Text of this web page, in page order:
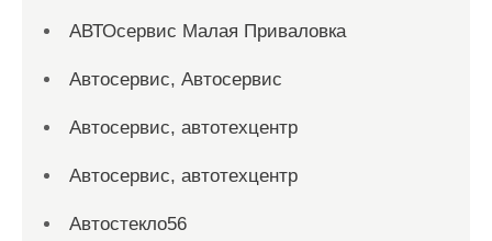
АВТОсервис Малая Приваловка
Автосервис, Автосервис
Автосервис, автотехцентр
Автосервис, автотехцентр
Автостекло56